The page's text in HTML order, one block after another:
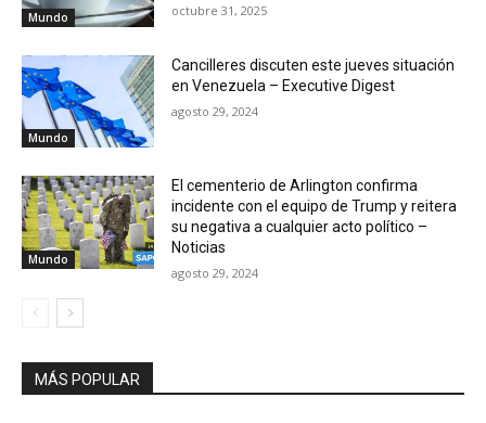
Mundo octubre 31, 2025
Mundo
Cancilleres discuten este jueves situación
en Venezuela – Executive Digest
agosto 29, 2024
Mundo
El cementerio de Arlington confirma
incidente con el equipo de Trump y reitera
su negativa a cualquier acto político –
Noticias
agosto 29, 2024
MÁS POPULAR